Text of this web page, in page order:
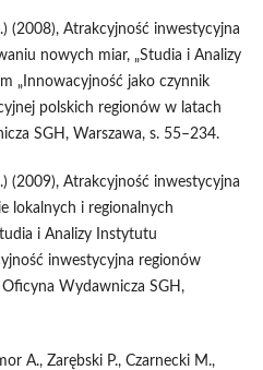
(2008), Atrakcyjność inwestycyjna
nowych miar, „Studia i Analizy
„Innowacyjność jako czynnik
polskich regionów w latach
SGH, Warszawa, s. 55–234.
(2009), Atrakcyjność inwestycyjna
lokalnych i regionalnych
i Analizy Instytutu
inwestycyjna regionów
Oficyna Wydawnicza SGH,
A., Zarębski P., Czarnecki M.,